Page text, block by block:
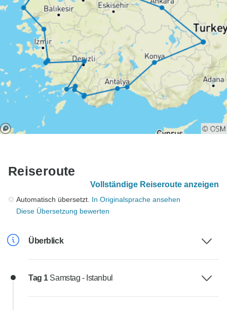
Reiseroute
Vollständige Reiseroute anzeigen
Automatisch übersetzt. In Originalsprache ansehen
Diese Übersetzung bewerten
Überblick
Tag 1 Samstag - Istanbul